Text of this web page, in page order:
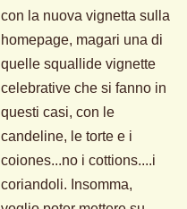
con la nuova vignetta sulla
homepage, magari una di
quelle squallide vignette
celebrative che si fanno in
questi casi, con le
candeline, le torte e i
coiones...no i cottions....i
coriandoli. Insomma,